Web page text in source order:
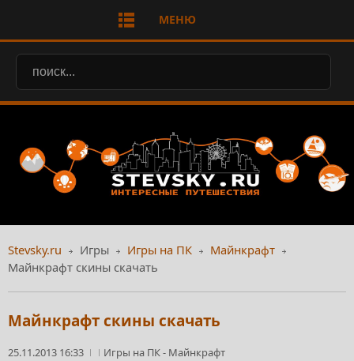
МЕНЮ
Stevsky.ru Игры Игры на ПК
Майнкрафт
Майнкрафт скины скачать
Майнкрафт скины скачать
25.11.2013 16:33 Игры на ПК- Майнкрафт